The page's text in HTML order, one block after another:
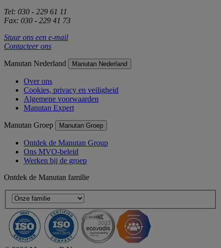
Tel: 030 - 229 61 11
Fax: 030 - 229 41 73
Stuur ons een e-mail
Contacteer ons
Manutan Nederland Manutan Nederland
Over ons
Cookies, privacy en veiligheid
Algemene voorwaarden
Manutan Expert
Manutan Groep Manutan Groep
Ontdek de Manutan Group
Ons MVO-beleid
Werken bij de groep
Ontdek de Manutan familie